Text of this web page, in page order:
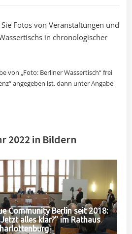
Fotos von Veranstaltungen und
in chronologischer
von „Foto: Berliner Wassertisch“ frei
angegeben ist, dann unter Angabe
2022 in Bildern
Community Berlin seit 2018:
alles klar?" im Rathaus